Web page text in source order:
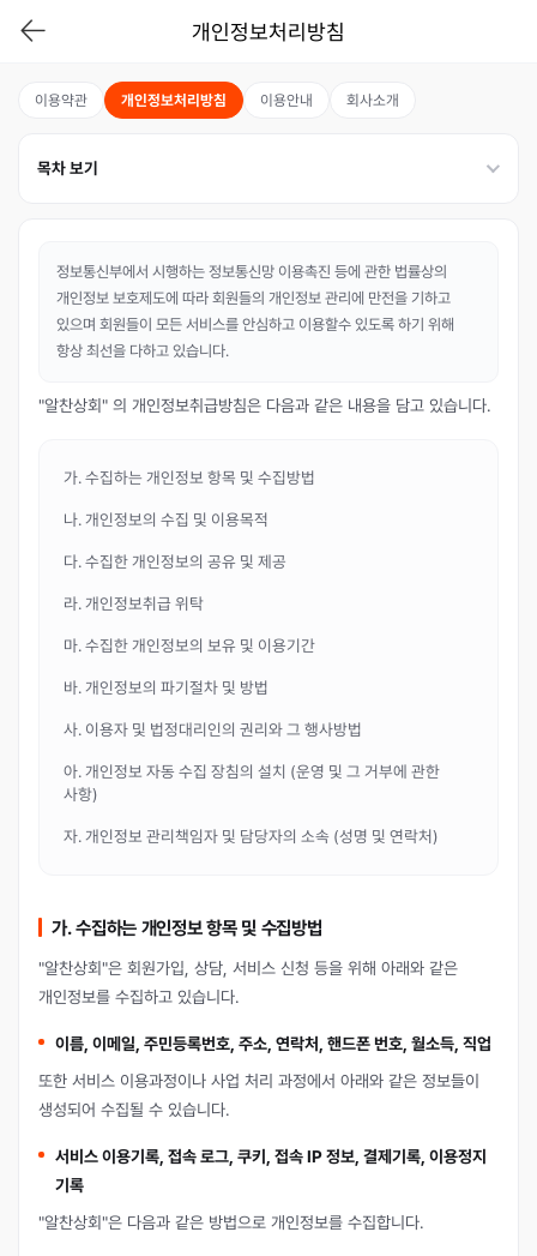
개인정보처리방침
이용약관 개인정보처리방침 이용안내 회사소개
목차 보기
정보통신부에서 시행하는 정보통신망 이용촉진 등에 관한 법률상의
개인정보 보호제도에 따라 회원들의 개인정보 관리에 만전을 기하고
있으며 회원들이 모든 서비스를 안심하고 이용할수 있도록 하기 위해
항상 최선을 다하고 있습니다.
"알찬상회" 의 개인정보취급방침은 다음과 같은 내용을 담고 있습니다.
가. 수집하는 개인정보 항목 및 수집방법
나. 개인정보의 수집 및 이용목적
다. 수집한 개인정보의 공유 및 제공
라. 개인정보취급 위탁
마. 수집한 개인정보의 보유 및 이용기간
바. 개인정보의 파기절차 및 방법
사. 이용자 및 법정대리인의 권리와 그 행사방법
아. 개인정보 자동 수집 장침의 설치 (운영 및 그 거부에 관한
사항)
자. 개인정보 관리책임자 및 담당자의 소속 (성명 및 연락처)
가. 수집하는 개인정보 항목 및 수집방법
"알찬상회"은 회원가입, 상담, 서비스 신청 등을 위해 아래와 같은
개인정보를 수집하고 있습니다.
이름, 이메일, 주민등록번호, 주소, 연락처, 핸드폰 번호, 월소득, 직업
또한 서비스 이용과정이나 사업 처리 과정에서 아래와 같은 정보들이
생성되어 수집될 수 있습니다.
서비스 이용기록, 접속 로그, 쿠키, 접속 IP 정보, 결제기록, 이용정지
기록
"알찬상회"은 다음과 같은 방법으로 개인정보를 수집합니다.